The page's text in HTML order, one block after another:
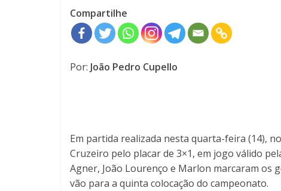
Compartilhe
Por: João Pedro Cupello
Em partida realizada nesta quarta-feira (14),
Cruzeiro pelo placar de 3×1, em jogo válido
Agner, João Lourenço e Marlon marcaram os
vão para a quinta colocação do campeonato.